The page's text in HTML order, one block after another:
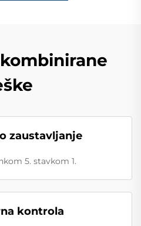
zaustavljanje
5. stavkom 1.
kontrola